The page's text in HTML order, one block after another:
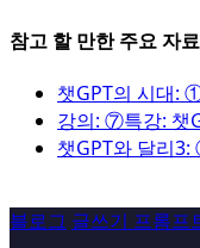
참고 할 만한 주요 자료
챗GPT의 시대:
강의: ⑦특강: 챗
챗GPT와 달리
블로그 글쓰기 프롬프